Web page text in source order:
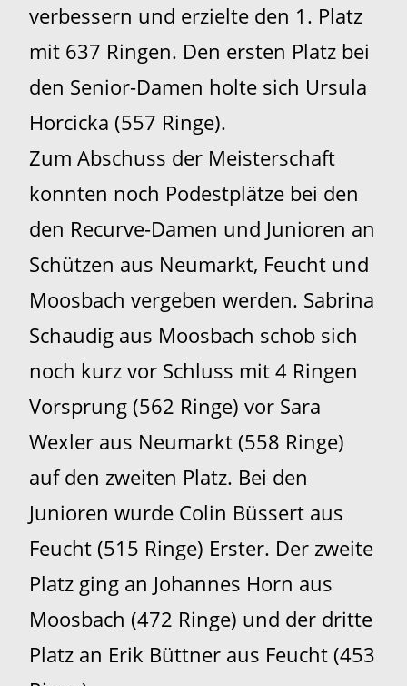
verbessern und erzielte den 1. Platz
mit 637 Ringen. Den ersten Platz bei
den Senior-Damen holte sich Ursula
Horcicka (557 Ringe).
Zum Abschuss der Meisterschaft
konnten noch Podestplätze bei den
den Recurve-Damen und Junioren an
Schützen aus Neumarkt, Feucht und
Moosbach vergeben werden. Sabrina
Schaudig aus Moosbach schob sich
noch kurz vor Schluss mit 4 Ringen
Vorsprung (562 Ringe) vor Sara
Wexler aus Neumarkt (558 Ringe)
auf den zweiten Platz. Bei den
Junioren wurde Colin Büssert aus
Feucht (515 Ringe) Erster. Der zweite
Platz ging an Johannes Horn aus
Moosbach (472 Ringe) und der dritte
Platz an Erik Büttner aus Feucht (453